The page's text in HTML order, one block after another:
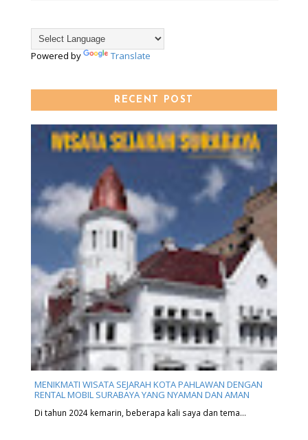
Powered by Translate
RECENT POST
MENIKMATI WISATA SEJARAH KOTA PAHLAWAN DENGAN
RENTAL MOBIL SURABAYA YANG NYAMAN DAN AMAN
Di tahun 2024 kemarin, beberapa kali saya dan tema…